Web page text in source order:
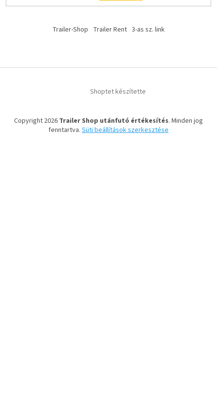
Trailer-Shop Trailer Rent 3-as sz. link
Shoptet készítette
Copyright 2026 Trailer Shop utánfutó értékesítés. Minden jog
fenntartva. Süti beállítások szerkesztése